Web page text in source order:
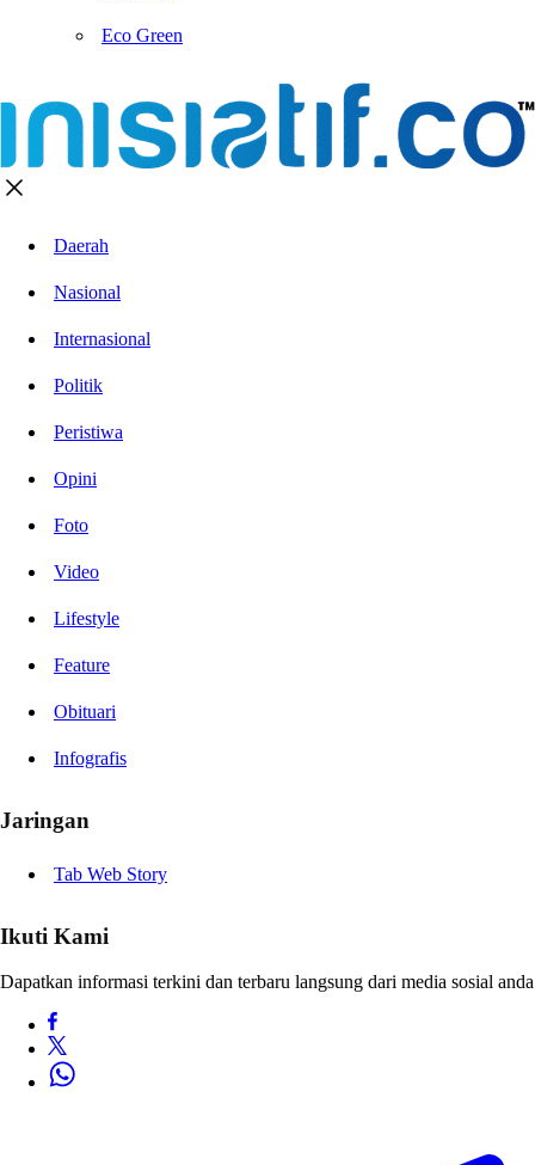
Eco Green
Daerah
Nasional
Internasional
Politik
Peristiwa
Opini
Foto
Video
Lifestyle
Feature
Obituari
Infografis
Jaringan
Tab Web Story
Ikuti Kami
Dapatkan informasi terkini dan terbaru langsung dari media sosial anda